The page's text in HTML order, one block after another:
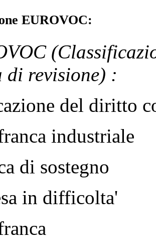
EUROVOC:
di revisione) :
del diritto
industriale
di sostegno
in difficolta'